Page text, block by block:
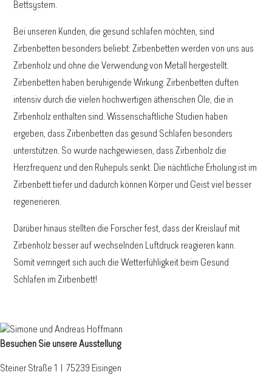
Bettsystem.
Bei unseren Kunden, die gesund schlafen möchten, sind
Zirbenbetten besonders beliebt: Zirbenbetten werden von uns aus
Zirbenholz und ohne die Verwendung von Metall hergestellt.
Zirbenbetten haben beruhigende Wirkung: Zirbenbetten duften
intensiv durch die vielen hochwertigen ätherischen Öle, die in
Zirbenholz enthalten sind. Wissenschaftliche Studien haben
ergeben, dass Zirbenbetten das gesund Schlafen besonders
unterstützen. So wurde nachgewiesen, dass Zirbenholz die
Herzfrequenz und den Ruhepuls senkt. Die nächtliche Erholung ist im
Zirbenbett tiefer und dadurch können Körper und Geist viel besser
regenerieren.
Darüber hinaus stellten die Forscher fest, dass der Kreislauf mit
Zirbenholz besser auf wechselnden Luftdruck reagieren kann.
Somit verringert sich auch die Wetterfühligkeit beim Gesund
Schlafen im Zirbenbett!
Besuchen Sie unsere Ausstellung
Steiner Straße 1 | 75239 Eisingen